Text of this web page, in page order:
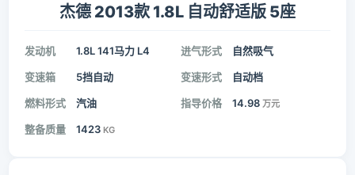
杰德 2013款 1.8L 自动舒适版 5座
发动机 1.8L 141马力 L4 进气形式 自然吸气
变速箱 5挡自动 变速形式 自动档
燃料形式 汽油 指导价格 14.98 万元
整备质量 1423 KG